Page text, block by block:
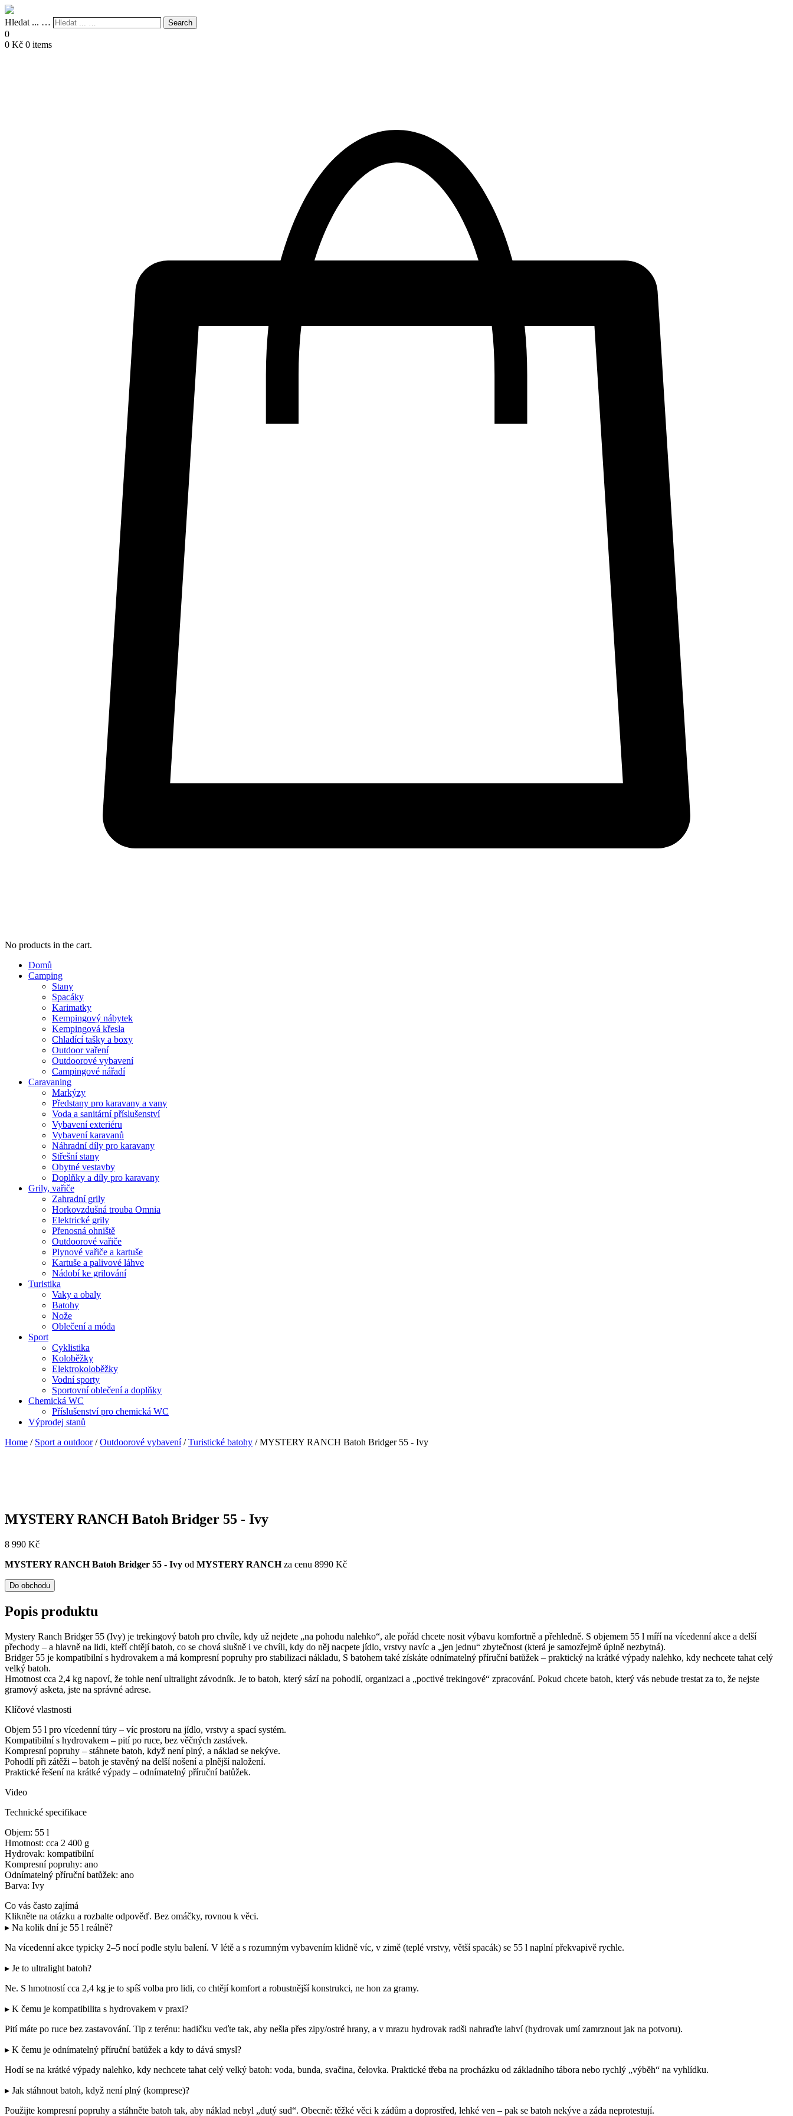
Hledat ... … Search
0
0 Kč 0 items
No products in the cart.
Domů
Camping
Stany
Spacáky
Karimatky
Kempingový nábytek
Kempingová křesla
Chladící tašky a boxy
Outdoor vaření
Outdoorové vybavení
Campingové nářadí
Caravaning
Markýzy
Předstany pro karavany a vany
Voda a sanitární příslušenství
Vybavení exteriéru
Vybavení karavanů
Náhradní díly pro karavany
Střešní stany
Obytné vestavby
Doplňky a díly pro karavany
Grily, vařiče
Zahradní grily
Horkovzdušná trouba Omnia
Elektrické grily
Přenosná ohniště
Outdoorové vařiče
Plynové vařiče a kartuše
Kartuše a palivové láhve
Nádobí ke grilování
Turistika
Vaky a obaly
Batohy
Nože
Oblečení a móda
Sport
Cyklistika
Koloběžky
Elektrokoloběžky
Vodní sporty
Sportovní oblečení a doplňky
Chemická WC
Příslušenství pro chemická WC
Výprodej stanů
Home / Sport a outdoor/Outdoorové vybavení/Turistické batohy / MYSTERY RANCH Batoh Bridger 55 - Ivy
MYSTERY RANCH Batoh Bridger 55 - Ivy
8 990 Kč
MYSTERY RANCH Batoh Bridger 55 - Ivy od MYSTERY RANCHza cenu 8990 Kč
Do obchodu
Popis produktu
Mystery Ranch Bridger 55 (Ivy) je trekingový batoh pro chvíle, kdy už nejdete „na pohodu nalehko“, ale pořád chcete nosit výbavu komfortně a přehledně. S objemem 55 l míří na vícedenní akce a delší
přechody – a hlavně na lidi, kteří chtějí batoh, co se chová slušně i ve chvíli, kdy do něj nacpete jídlo, vrstvy navíc a „jen jednu“ zbytečnost (která je samozřejmě úplně nezbytná).
Bridger 55 je kompatibilní s hydrovakem a má kompresní popruhy pro stabilizaci nákladu, S batohem také získáte odnímatelný příruční batůžek – praktický na krátké výpady nalehko, kdy nechcete tahat celý
velký batoh.
Hmotnost cca 2,4 kg napoví, že tohle není ultralight závodník. Je to batoh, který sází na pohodlí, organizaci a „poctivé trekingové“ zpracování. Pokud chcete batoh, který vás nebude trestat za to, že nejste
gramový asketa, jste na správné adrese.
Klíčové vlastnosti
Objem 55 l pro vícedenní túry – víc prostoru na jídlo, vrstvy a spací systém.
Kompatibilní s hydrovakem – pití po ruce, bez věčných zastávek.
Kompresní popruhy – stáhnete batoh, když není plný, a náklad se nekýve.
Pohodlí při zátěži – batoh je stavěný na delší nošení a plnější naložení.
Praktické řešení na krátké výpady – odnímatelný příruční batůžek.
Video
Technické specifikace
Objem: 55 l
Hmotnost: cca 2 400 g
Hydrovak: kompatibilní
Kompresní popruhy: ano
Odnímatelný příruční batůžek: ano
Barva: Ivy
Co vás často zajímá
Klikněte na otázku a rozbalte odpověď. Bez omáčky, rovnou k věci.
▸ Na kolik dní je 55 l reálně?
Na vícedenní akce typicky 2–5 nocí podle stylu balení. V létě a s rozumným vybavením klidně víc, v zimě (teplé vrstvy, větší spacák) se 55 l naplní překvapivě rychle.
▸ Je to ultralight batoh?
Ne. S hmotností cca 2,4 kg je to spíš volba pro lidi, co chtějí komfort a robustnější konstrukci, ne hon za gramy.
▸ K čemu je kompatibilita s hydrovakem v praxi?
Pití máte po ruce bez zastavování. Tip z terénu: hadičku veďte tak, aby nešla přes zipy/ostré hrany, a v mrazu hydrovak radši nahraďte lahví (hydrovak umí zamrznout jak na potvoru).
▸ K čemu je odnímatelný příruční batůžek a kdy to dává smysl?
Hodí se na krátké výpady nalehko, kdy nechcete tahat celý velký batoh: voda, bunda, svačina, čelovka. Praktické třeba na procházku od základního tábora nebo rychlý „výběh“ na vyhlídku.
▸ Jak stáhnout batoh, když není plný (komprese)?
Použijte kompresní popruhy a stáhněte batoh tak, aby náklad nebyl „dutý sud“. Obecně: těžké věci k zádům a doprostřed, lehké ven – pak se batoh nekýve a záda neprotestují.